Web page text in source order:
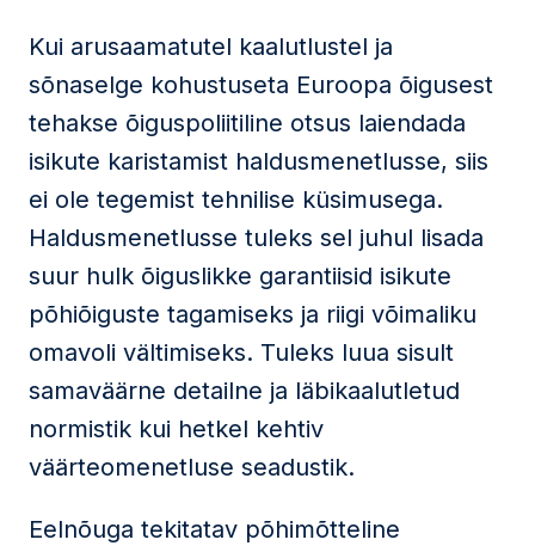
Kui arusaamatutel kaalutlustel ja
sõnaselge kohustuseta Euroopa õigusest
tehakse õiguspoliitiline otsus laiendada
isikute karistamist haldusmenetlusse, siis
ei ole tegemist tehnilise küsimusega.
Haldusmenetlusse tuleks sel juhul lisada
suur hulk õiguslikke garantiisid isikute
põhiõiguste tagamiseks ja riigi võimaliku
omavoli vältimiseks. Tuleks luua sisult
samaväärne detailne ja läbikaalutletud
normistik kui hetkel kehtiv
väärteomenetluse seadustik.
Eelnõuga tekitatav põhimõtteline